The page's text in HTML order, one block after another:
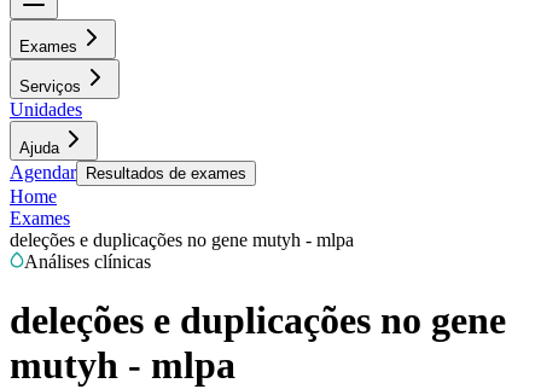
Exames
Serviços
Unidades
Ajuda
Agendar Resultados de exames
Home
Exames
deleções e duplicações no gene mutyh - mlpa
Análises clínicas
deleções e duplicações no gene
mutyh - mlpa